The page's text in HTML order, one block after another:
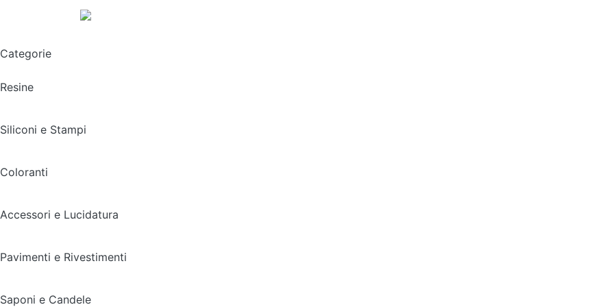
Categorie
Resine
Siliconi e Stampi
Coloranti
Accessori e Lucidatura
Pavimenti e Rivestimenti
Saponi e Candele